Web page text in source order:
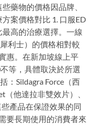
藥物的價格因品牌、
案價格對比 1. 口服ED
高的治療選擇。一線
利士）的價格相對較
惠。在新加坡線上平
等，具體取決於所選
：Sildagra Force（西
（他達拉非雙效片）、
產品在保證效果的同
要長期使用的消費者來